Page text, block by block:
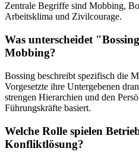
Zentrale Begriffe sind Mobbing,
Arbeitsklima und Zivilcourage.
Was unterscheidet
Mobbing?
Bossing beschreibt spezifisch die
Vorgesetzte ihre Untergebenen
strengen Hierarchien und den
Führungskräfte basiert.
Welche Rolle spielen
Konfliktlösung?